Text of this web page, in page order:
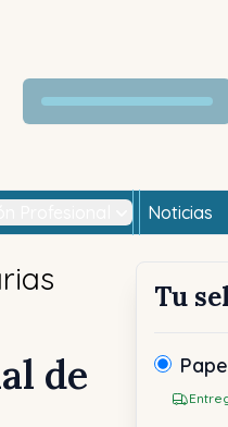
Noticias
de
Tu